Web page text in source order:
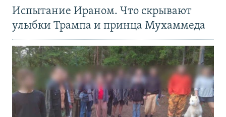
Испытание Ираном. Что скрывают
улыбки Трампа и принца Мухаммеда